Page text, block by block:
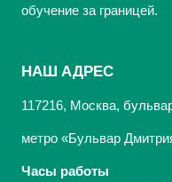
обучение за границей.
НАШ АДРЕС
117216, Москва,
метро «Бульвар
Часы работы